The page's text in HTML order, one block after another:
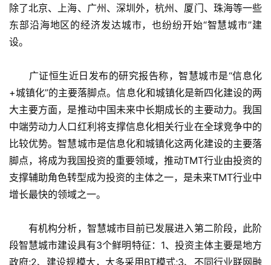
除了北京、上海、广州、深圳外，杭州、厦门、珠海等一些
东部沿海地区的经济发达城市，也纷纷开始“智慧城市”建
设。
广证恒生近日发布的研究报告称，智慧城市是“信息化
+城镇化”的主要落脚点。信息化和城镇化是新四化建设的两
大主要方面，是推动中国未来中长期成长的主要动力。我国
中端劳动力人口红利将支撑信息化相关行业在全球竞争中的
比较优势。智慧城市是信息化和城镇化这两化建设的主要落
脚点，将成为我国投资的重要领域，推动TMT行业由投资的
支撑辅助角色转型成为投资的主体之一，是未来TMT行业中
增长最快的领域之一。
有机构分析，智慧城市目前已发展进入第二阶段，此阶
段智慧城市建设具有3个鲜明特征：1、投资主体主要是地方
政府;2、建设规模大，大多采用BT模式;3、不同行业联网融